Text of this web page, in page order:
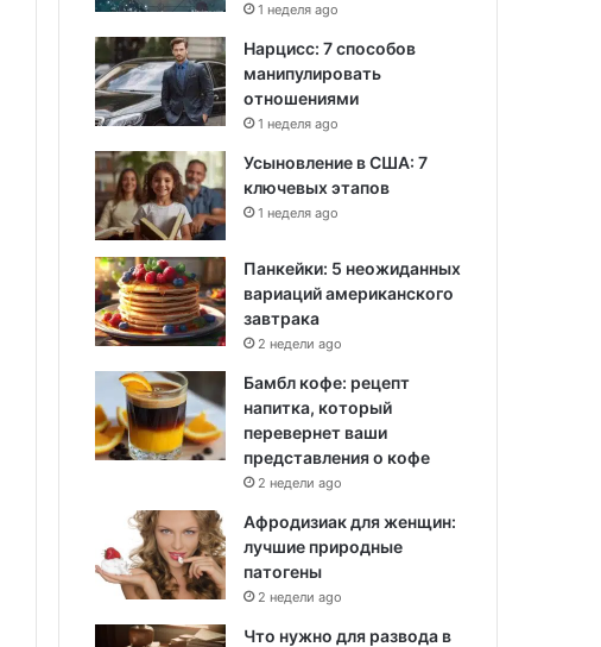
1 неделя ago
Нарцисс: 7 способов
манипулировать
отношениями
1 неделя ago
Усыновление в США: 7
ключевых этапов
1 неделя ago
Панкейки: 5 неожиданных
вариаций американского
завтрака
2 недели ago
Бамбл кофе: рецепт
напитка, который
перевернет ваши
представления о кофе
2 недели ago
Афродизиак для женщин:
лучшие природные
патогены
2 недели ago
Что нужно для развода в